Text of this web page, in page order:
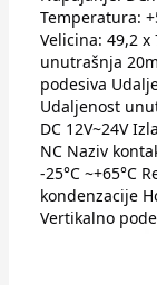
Temperatura:
Velicina: 49,2
unutrašnja
podesiva
Udaljenost
DC 12V~24V
NC Naziv
-25°C ~+65°C
kondenzacije
Vertikalno